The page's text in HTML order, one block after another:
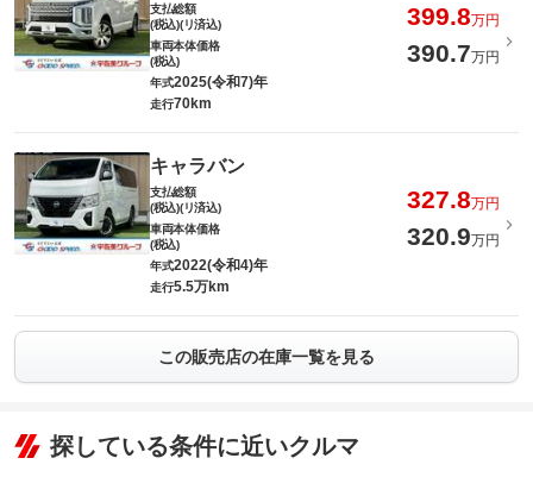
支払総額
(税込)(リ済込)
399.8万円
車両本体価格
(税込)
390.7万円
年式2025(令和7)年
走行70km
キャラバン
支払総額
(税込)(リ済込)
327.8万円
車両本体価格
(税込)
320.9万円
年式2022(令和4)年
走行5.5万km
この販売店の在庫一覧を見る
探している条件に近いクルマ